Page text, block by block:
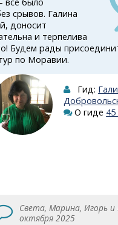
срывов. Галина
доносит
и терпелива
Будем рады
по Моравии.
Гид:
О гиде
Света, Марина, Игорь и
октября 2025